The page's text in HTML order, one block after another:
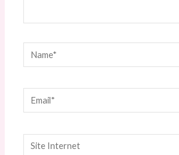
Name*
Email*
Site